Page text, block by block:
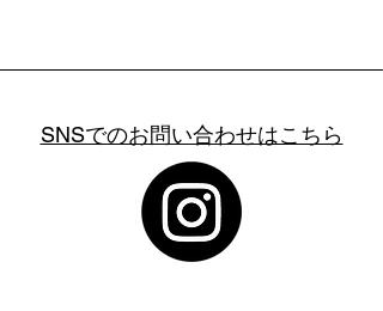
SNSでのお問い合わせはこちら